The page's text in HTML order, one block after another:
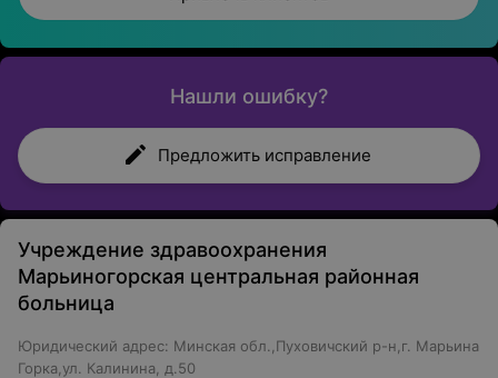
Нашли ошибку?
Предложить исправление
Учреждение здравоохранения
Марьиногорская центральная районная
больница
Юридический адрес: Минская обл.,Пуховичский р-н,г. Марьина
Горка,ул. Калинина, д.50